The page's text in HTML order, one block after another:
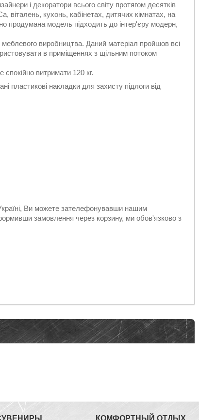
і декоратори всього світу протягом десятків
віталень, кухонь, кабінетах, дитячих кімнатах, на
продумана модель підходить до інтер'єру модерн,
виробництва. Даний матеріал пройшов всі
в приміщеннях з щільним потоком
спокійно витримати 120 кг.
пластикові накладки для захисту підлоги від
Ви можете зателефонувавши нашим
замовлення через корзину, ми обов'язково з
КОМФОРТНЫЙ ОТДЫХ